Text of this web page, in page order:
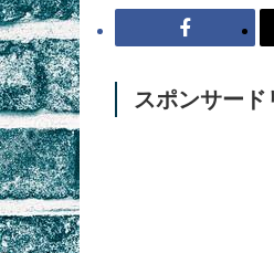
スポンサード